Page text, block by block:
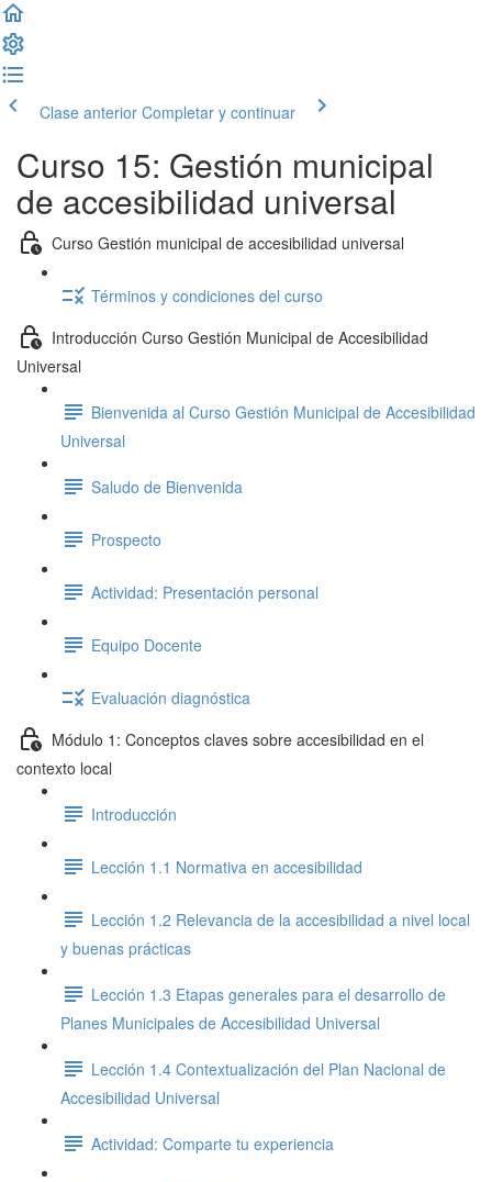
Clase anterior Completar y continuar
Curso 15: Gestión municipal
de accesibilidad universal
Curso Gestión municipal de accesibilidad universal
Términos y condiciones del curso
Introducción Curso Gestión Municipal de Accesibilidad
Universal
Bienvenida al Curso Gestión Municipal de Accesibilidad
Universal
Saludo de Bienvenida
Prospecto
Actividad: Presentación personal
Equipo Docente
Evaluación diagnóstica
Módulo 1: Conceptos claves sobre accesibilidad en el
contexto local
Introducción
Lección 1.1 Normativa en accesibilidad
Lección 1.2 Relevancia de la accesibilidad a nivel local
y buenas prácticas
Lección 1.3 Etapas generales para el desarrollo de
Planes Municipales de Accesibilidad Universal
Lección 1.4 Contextualización del Plan Nacional de
Accesibilidad Universal
Actividad: Comparte tu experiencia